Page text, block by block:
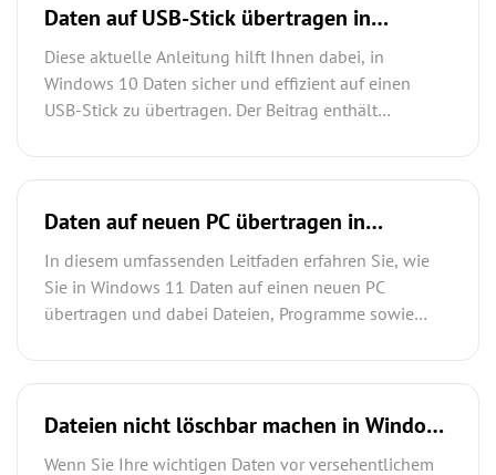
Datenmengen effizient zwischen zwei Computern
Daten auf USB-Stick übertragen in
Windows 10 – EOL 2025 + FAT32 4GB
Grenze
Diese aktuelle Anleitung hilft Ihnen dabei, in
Windows 10 Daten sicher und effizient auf einen
USB-Stick zu übertragen. Der Beitrag enthält
Windows-10-EOL, erklärt häufige Fehlerquellen und
einen USB-Stick übertragen können.
Daten auf neuen PC übertragen in
Windows 11: So gelingt der Umzug
reibungslos
In diesem umfassenden Leitfaden erfahren Sie, wie
Sie in Windows 11 Daten auf einen neuen PC
übertragen und dabei Dateien, Programme sowie
Der Artikel stellt die fünf effektivsten Methoden vor
reibungslosen Umzug auszuwählen.
Dateien nicht löschbar machen in Windows
10/11: So schützen Sie Ihre wichtigsten
Wenn Sie Ihre wichtigen Daten vor versehentlichem